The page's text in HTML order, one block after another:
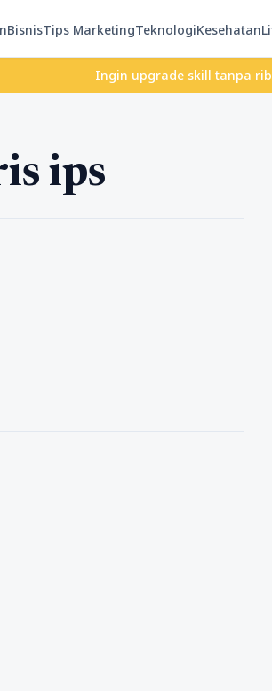
BisnisTips MarketingTeknologiKesehatan
Ingin upgrade skill tanpa ribet?
ips